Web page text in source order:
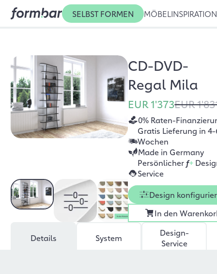
SELBST FORMEN MÖBEL INSPIRATION
CD-DVD-
Regal Mila
EUR 1'373EUR
0% Raten-
Gratis Lieferung in 4-
Wochen
Made in Germany
Persönlicher f+
Service
Design
In den
Details System
Design-
Service